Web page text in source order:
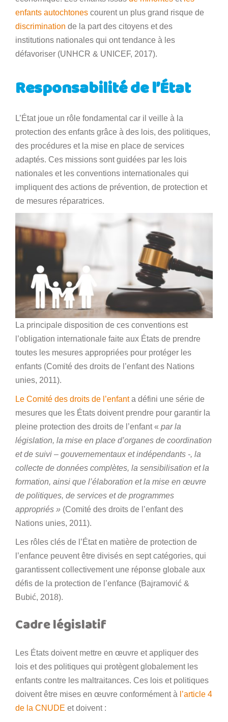
enfants autochtones courent un plus grand risque de
discrimination de la part des citoyens et des
institutions nationales qui ont tendance à les
défavoriser (UNHCR & UNICEF, 2017).
Responsabilité de l’État
L’État joue un rôle fondamental car il veille à la
protection des enfants grâce à des lois, des politiques,
des procédures et la mise en place de services
adaptés. Ces missions sont guidées par les lois
nationales et les conventions internationales qui
impliquent des actions de prévention, de protection et
de mesures réparatrices.
La principale disposition de ces conventions est
l’obligation internationale faite aux États de prendre
toutes les mesures appropriées pour protéger les
enfants (Comité des droits de l’enfant des Nations
unies, 2011).
Le Comité des droits de l’enfanta défini une série de
mesures que les États doivent prendre pour garantir la
pleine protection des droits de l’enfant « par la
législation, la mise en place d’organes de coordination
et de suivi – gouvernementaux et indépendants -, la
collecte de données complètes, la sensibilisation et la
formation, ainsi que l’élaboration et la mise en œuvre
de politiques, de services et de programmes
appropriés » (Comité des droits de l’enfant des
Nations unies, 2011).
Les rôles clés de l’État en matière de protection de
l’enfance peuvent être divisés en sept catégories, qui
garantissent collectivement une réponse globale aux
défis de la protection de l’enfance (Bajramović &
Bubić, 2018).
Cadre législatif
Les États doivent mettre en œuvre et appliquer des
lois et des politiques qui protègent globalement les
enfants contre les maltraitances. Ces lois et politiques
doivent être mises en œuvre conformément à l’article 4
de la CNUDE et doivent :